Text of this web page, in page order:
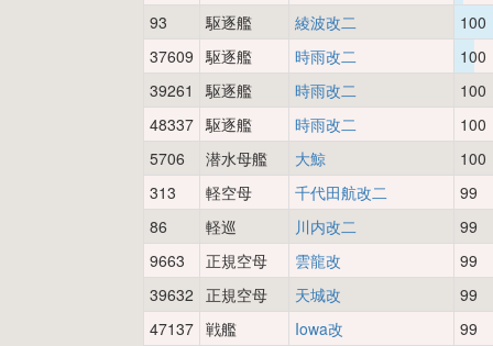
93
駆逐艦 綾波改二
100
37609 駆逐艦 時雨改二
100
39261
駆逐艦 時雨改二
100
48337 駆逐艦 時雨改二
100
5706
潜水母艦 大鯨
100
313
軽空母 千代田航改二
99
86
軽巡 川内改二
99
9663
正規空母 雲龍改
99
39632
正規空母 天城改
99
47137 戦艦 Iowa改
99